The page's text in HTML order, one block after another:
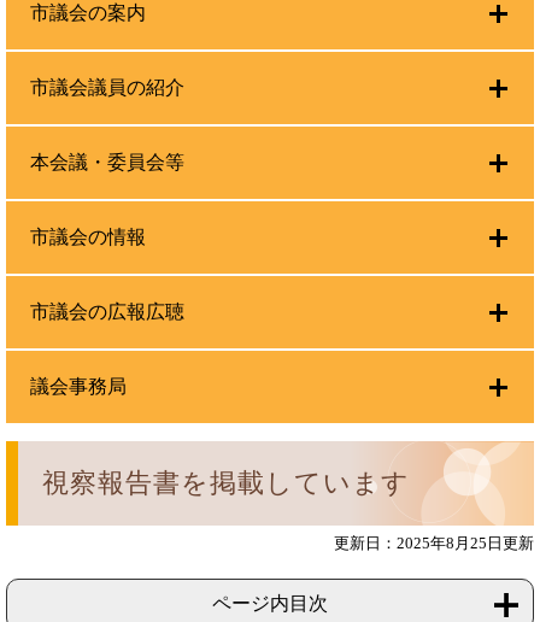
視察報告書を掲載しています
更新日：2025年8月25日更新
ページ内目次
市議会の案内
市議会議員の紹介
本会議・委員会等
市議会の情報
市議会の広報広聴
議会事務局